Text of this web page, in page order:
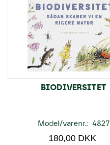
BIODIVERSITET
Model/varenr.: 4827
180,00 DKK